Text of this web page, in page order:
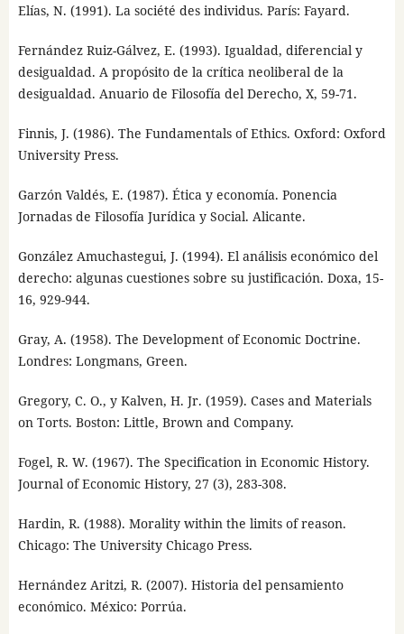
Elías, N. (1991). La société des individus. París: Fayard.
Fernández Ruiz-Gálvez, E. (1993). Igualdad, diferencial y
desigualdad. A propósito de la crítica neoliberal de la
desigualdad. Anuario de Filosofía del Derecho, X, 59-71.
Finnis, J. (1986). The Fundamentals of Ethics. Oxford: Oxford
University Press.
Garzón Valdés, E. (1987). Ética y economía. Ponencia
Jornadas de Filosofía Jurídica y Social. Alicante.
González Amuchastegui, J. (1994). El análisis económico del
derecho: algunas cuestiones sobre su justificación. Doxa, 15-
16, 929-944.
Gray, A. (1958). The Development of Economic Doctrine.
Londres: Longmans, Green.
Gregory, C. O., y Kalven, H. Jr. (1959). Cases and Materials
on Torts. Boston: Little, Brown and Company.
Fogel, R. W. (1967). The Specification in Economic History.
Journal of Economic History, 27 (3), 283-308.
Hardin, R. (1988). Morality within the limits of reason.
Chicago: The University Chicago Press.
Hernández Aritzi, R. (2007). Historia del pensamiento
económico. México: Porrúa.